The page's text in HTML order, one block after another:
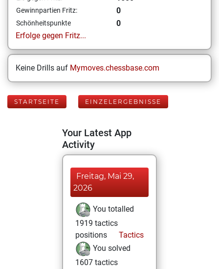
Gewinnpartien Fritz: 0
Schönheitspunkte
0
Erfolge gegen Fritz...
Keine Drills auf Mymoves.chessbase.com
STARTSEITE EINZELERGEBNISSE
Your Latest App
Activity
Freitag, Mai 29,
2026
You totalled
1919 tactics
positions
Tactics
You solved
1607 tactics